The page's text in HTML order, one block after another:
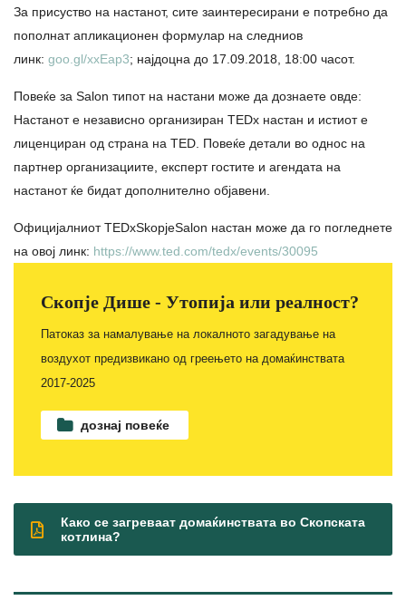
За присуство на настанот, сите заинтересирани е потребно да
пополнат апликационен формулар на следниов
линк: goo.gl/xxEap3; најдоцна до 17.09.2018, 18:00 часот.
Повеќе за Salon типот на настани може да дознаете овде:
Настанот е независно организиран ТEDх настан и истиот е
лиценциран од страна на TED. Повеќе детали во однос на
партнер организациитe, експерт гостите и агендата на
настанот ќе бидат дополнително објавени.
Официјалниот TEDxSkopjeSalon настан може да го погледнете
на овој линк: https://www.ted.com/tedx/events/30095
Скопје Дише - Утопија или реалност?
Патоказ за намалување на локалното загадување на
воздухот предизвикано од греењето на домаќинствата
2017-2025
дознај повеќе
Како се загреваат домаќинствата во Скопската
котлина?